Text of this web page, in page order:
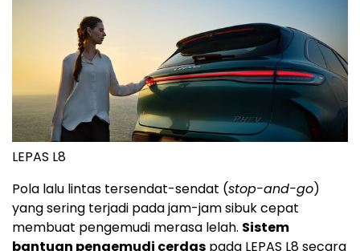
LEPAS L8
Pola lalu lintas tersendat-sendat (stop-and-go)
yang sering terjadi pada jam-jam sibuk cepat
membuat pengemudi merasa lelah. Sistem
bantuan pengemudi cerdas pada LEPAS L8 secara